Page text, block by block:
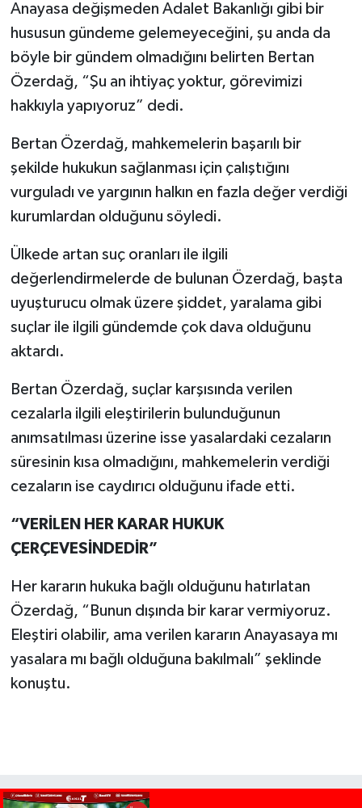
Anayasa değişmeden Adalet Bakanlığı gibi bir
hususun gündeme gelemeyeceğini, şu anda da
böyle bir gündem olmadığını belirten Bertan
Özerdağ, “Şu an ihtiyaç yoktur, görevimizi
hakkıyla yapıyoruz” dedi.
Bertan Özerdağ, mahkemelerin başarılı bir
şekilde hukukun sağlanması için çalıştığını
vurguladı ve yargının halkın en fazla değer verdiği
kurumlardan olduğunu söyledi.
Ülkede artan suç oranları ile ilgili
değerlendirmelerde de bulunan Özerdağ, başta
uyuşturucu olmak üzere şiddet, yaralama gibi
suçlar ile ilgili gündemde çok dava olduğunu
aktardı.
Bertan Özerdağ, suçlar karşısında verilen
cezalarla ilgili eleştirilerin bulunduğunun
anımsatılması üzerine isse yasalardaki cezaların
süresinin kısa olmadığını, mahkemelerin verdiği
cezaların ise caydırıcı olduğunu ifade etti.
“VERİLEN HER KARAR HUKUK
ÇERÇEVESİNDEDİR”
Her kararın hukuka bağlı olduğunu hatırlatan
Özerdağ, “Bunun dışında bir karar vermiyoruz.
Eleştiri olabilir, ama verilen kararın Anayasaya mı
yasalara mı bağlı olduğuna bakılmalı” şeklinde
konuştu.